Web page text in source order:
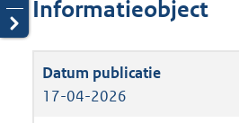
Informatieobject
17-04-2026